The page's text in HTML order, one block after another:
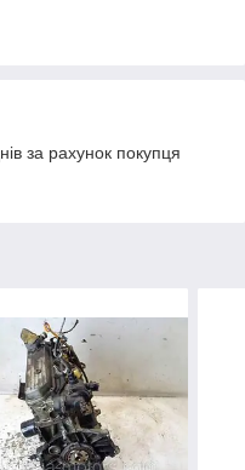
за рахунок покупця